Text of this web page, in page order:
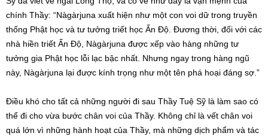
chính Thầy: “Nàgàrjuna xuất hiện như một con voi dữ trong truyền
thống Phật học và tư tưởng triết học Ấn Độ. Đương thời, đối với các
nhà hiền triết Ấn Độ, Nàgàrjuna được xếp vào hàng những tư
tưởng gia Phật học lỗi lạc bậc nhất. Nhưng ngay trong hàng ngũ
này, Nàgàrjuna lại được kính trọng như một tên phá hoại đáng sợ.”
Điều khó cho tất cả những người đi sau Thầy Tuệ Sỹ là làm sao có
thể đi cho vừa bước chân voi của Thầy. Không chỉ là vết chân voi
quá lớn vì những hành hoạt của Thầy, mà những dịch phẩm và tác